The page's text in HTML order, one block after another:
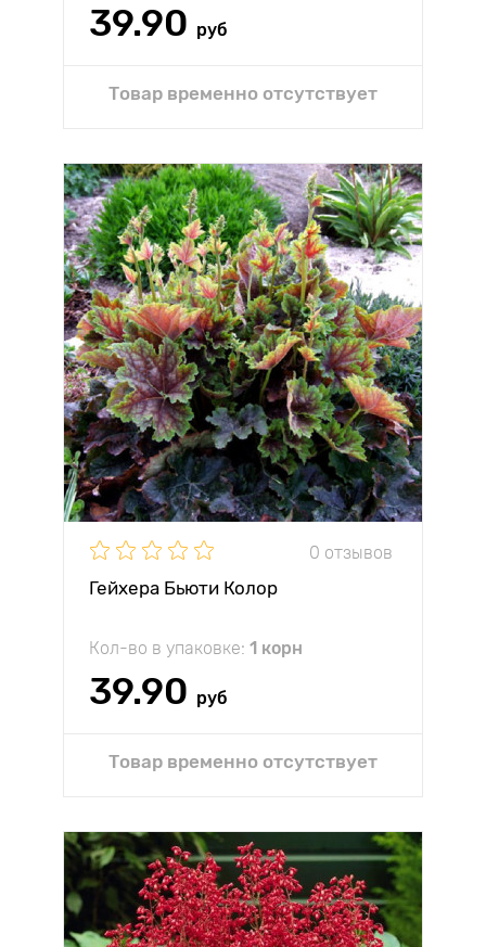
39.90 руб
Товар временно отсутствует
0 отзывов
Гейхера Бьюти Колор
Кол-во в упаковке: 1 корн
39.90 руб
Товар временно отсутствует